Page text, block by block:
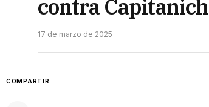
contra Capitanich
17 de marzo de 2025
COMPARTIR